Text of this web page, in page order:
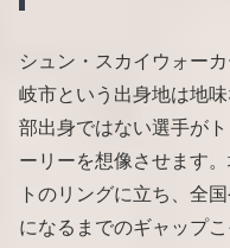
シュン・スカイウォー
岐市という出身地は地
部出身ではない選手が
ーリーを想像させます
トのリングに立ち、全
になるまでのギャップ